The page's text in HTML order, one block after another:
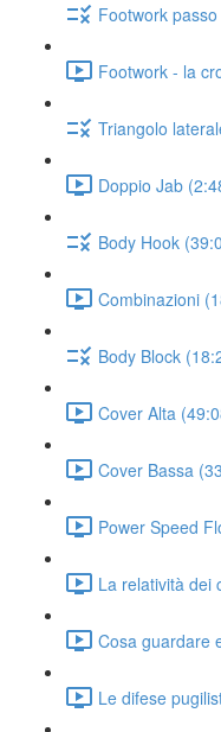
Footwork
Footwork - la
Triangolo
Doppio Jab
Body Hook
Combinazioni
Body Block
Cover Alta
Cover Bassa
Power Speed
La relatività dei
Cosa guardare
Le difese